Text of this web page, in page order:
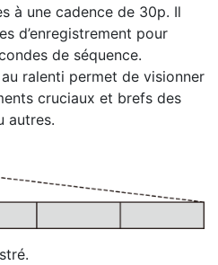
à une cadence de 30p. Il
d’enregistrement pour
de séquence.
ralenti permet de visionner
cruciaux et brefs des
autres.